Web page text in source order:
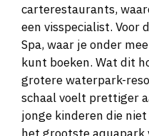
carterestaurants,
een visspecialist. Voor
Spa, waar je onder
kunt boeken. Wat dit
grotere waterpark-
schaal voelt prettiger
jonge kinderen die